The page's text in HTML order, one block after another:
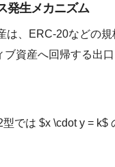
生メカニズム
、ERC-20などの
資産へ回帰する出
では $x \cdot y =